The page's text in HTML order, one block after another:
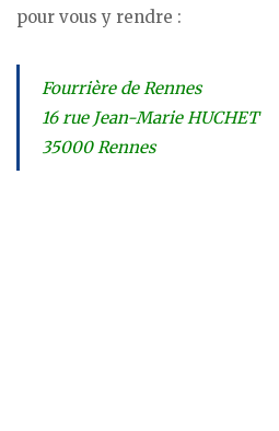
pour vous y rendre :
Fourrière de Rennes
16 rue Jean-Marie HUCHET
35000 Rennes